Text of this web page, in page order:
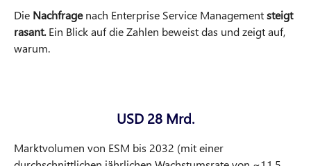
Die Nachfragenach Enterprise Service Managementsteigt
rasant.Ein Blick auf die Zahlen beweist das und zeigt auf,
warum.
USD 28 Mrd.
Marktvolumen von ESM bis 2032 (mit einer